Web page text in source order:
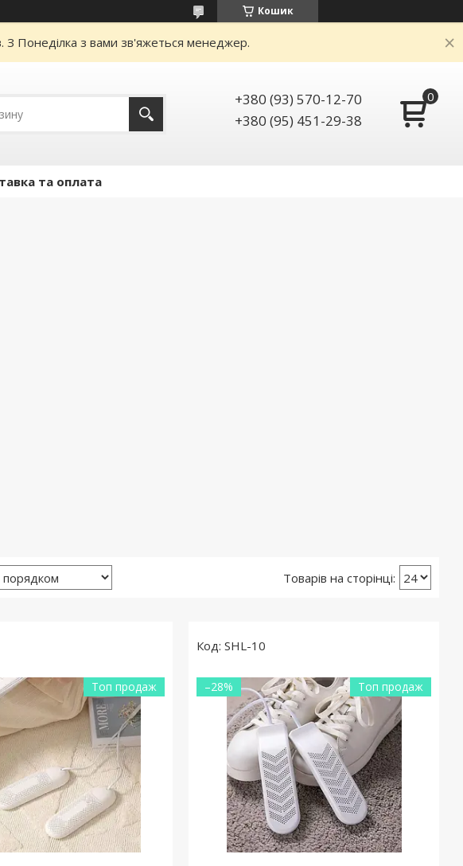
Кошик
З Понеділка з вами зв'яжеться менеджер.
+380 (93) 570-12-70
+380 (95) 451-29-38
та оплата
Топ продаж
SHL-10
Топ продаж
–28%